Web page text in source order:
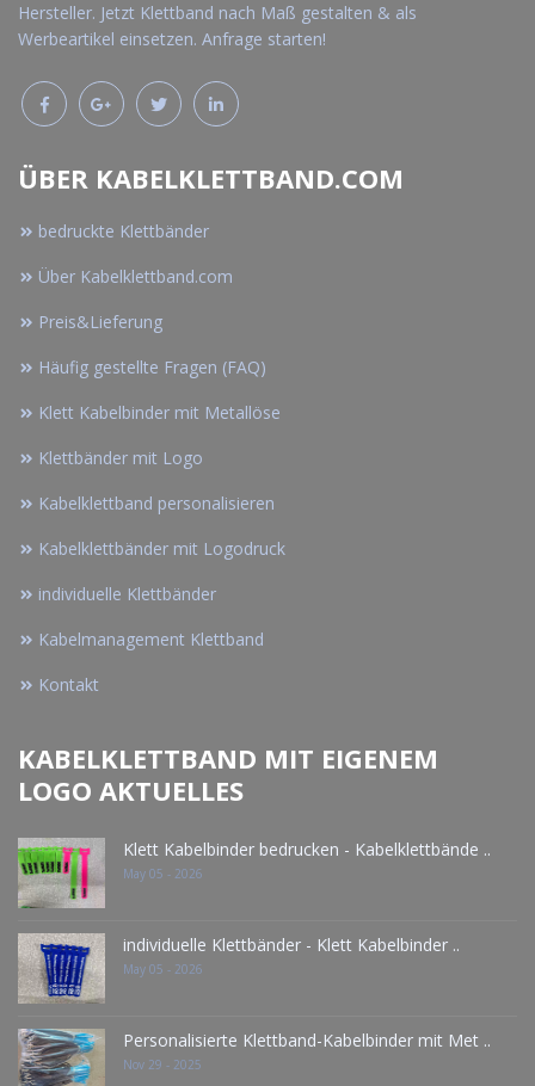
Hersteller. Jetzt Klettband nach Maß gestalten & als
Werbeartikel einsetzen. Anfrage starten!
ÜBER KABELKLETTBAND.COM
bedruckte Klettbänder
Über Kabelklettband.com
Preis&Lieferung
Häufig gestellte Fragen (FAQ)
Klett Kabelbinder mit Metallöse
Klettbänder mit Logo
Kabelklettband personalisieren
Kabelklettbänder mit Logodruck
individuelle Klettbänder
Kabelmanagement Klettband
Kontakt
KABELKLETTBAND MIT EIGENEM
LOGO AKTUELLES
Klett Kabelbinder bedrucken - Kabelklettbände ..
May 05 - 2026
individuelle Klettbänder - Klett Kabelbinder ..
May 05 - 2026
Personalisierte Klettband-Kabelbinder mit Met ..
Nov 29 - 2025